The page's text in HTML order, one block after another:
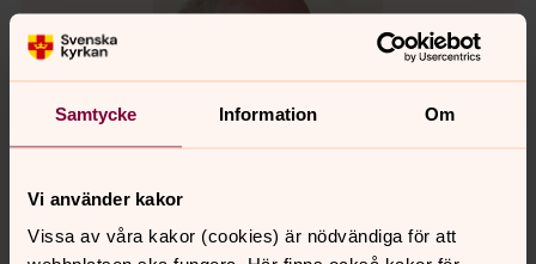
Samtycke Information Om
Vi använder kakor
Vissa av våra kakor (cookies) är nödvändiga för att